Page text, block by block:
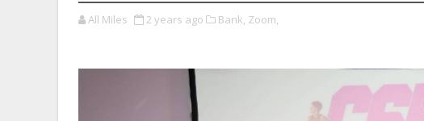
All Miles 2 years ago Bank, Zoom,